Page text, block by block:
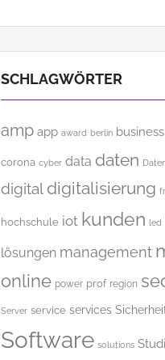
SCHLAGWÖRTER
amp app award berlin business
corona cyber data daten
digital digitalisierung
hochschule iot kunden led
lösungen management
online power prof region
Server service services
Software solutions